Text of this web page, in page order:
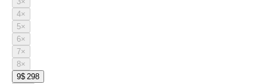
4×
5×
6×
7×
8×
9$ 298